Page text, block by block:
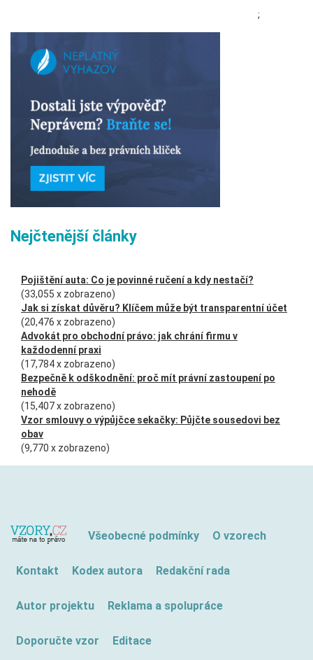
;
Nejčtenější články
Pojištění auta: Co je povinné ručení a kdy nestačí?
(33,055 x zobrazeno)
Jak si získat důvěru? Klíčem může být transparentní účet
(20,476 x zobrazeno)
Advokát pro obchodní právo: jak chrání firmu v
každodenní praxi
(17,784 x zobrazeno)
Bezpečně k odškodnění: proč mít právní zastoupení po
nehodě
(15,407 x zobrazeno)
Vzor smlouvy o výpůjčce sekačky: Půjčte sousedovi bez
obav
(9,770 x zobrazeno)
Všeobecné podmínky O vzorech
Kontakt Kodex autora Redakční rada
Autor projektu Reklama a spolupráce
Doporučte vzor Editace